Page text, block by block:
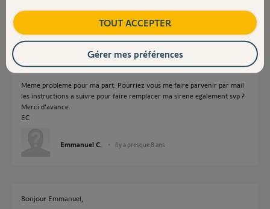
Meme probleme pour ma part. Pourriez vous me faire parvenir par mail
les instructions a suivre pour faire remplacer ma sirene egalement svp ?
Merci d’avance.
EC
Emmanuel C. il y a presque 8 ans
Bonjour Emmanuel,
TOUT ACCEPTER
Gérer mes préférences